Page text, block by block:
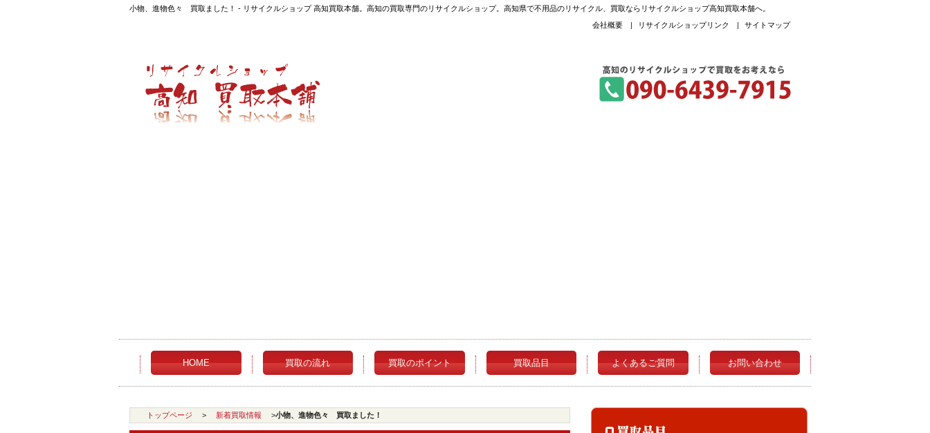
小物、進物色々 買取ました！ - リサイクルショップ 高知買取本舗。高知の買取専門のリサイクルショップ。高知県で不用品のリサイクル、買取ならリサイクルショップ高知買取本舗へ。
会社概要 | リサイクルショップリンク | サイトマップ
HOME 買取の流れ 買取のポイント 買取品目 よくあるご質問 お問い合わせ
トップページ > 新着買取情報 >小物、進物色々 買取ました！